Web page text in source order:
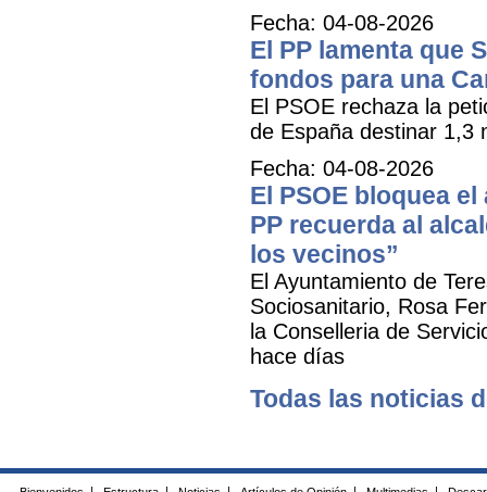
Fecha: 04-08-2026
El PP lamenta que
fondos para una
El PSOE rechaza la
de España destinar 1,3
Fecha: 04-08-2026
El PSOE bloquea
PP recuerda al
los vecinos”
El Ayuntamiento de
Sociosanitario, Rosa
la Conselleria de
hace días
Todas las noticias